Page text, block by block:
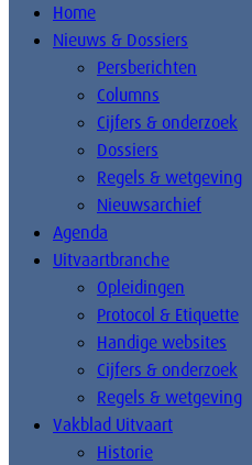
Home
Nieuws & Dossiers
Persberichten
Columns
Cijfers & onderzoek
Dossiers
Regels & wetgeving
Nieuwsarchief
Agenda
Uitvaartbranche
Opleidingen
Protocol & Etiquette
Handige websites
Cijfers & onderzoek
Regels & wetgeving
Vakblad Uitvaart
Historie